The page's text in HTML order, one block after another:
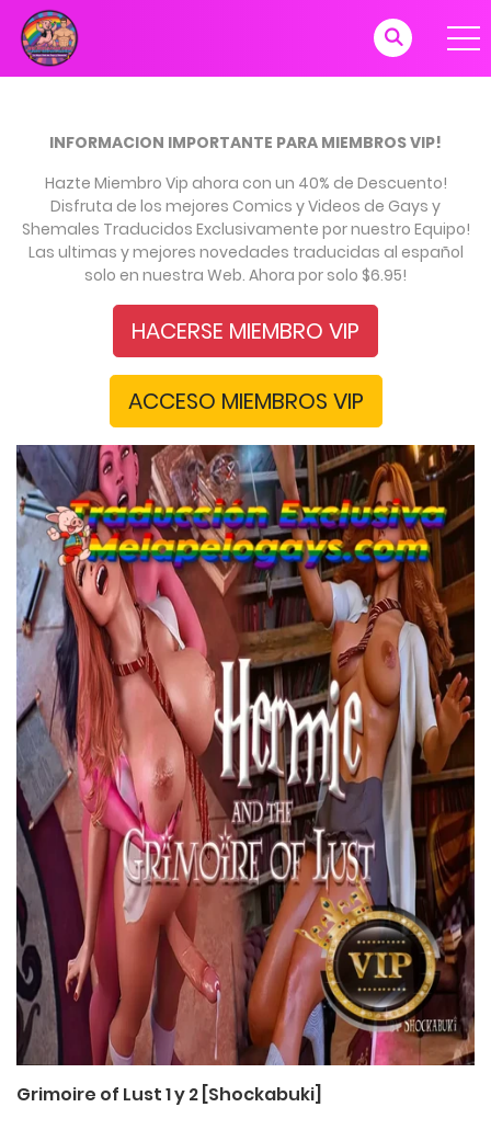
INFORMACION IMPORTANTE PARA MIEMBROS VIP!
Hazte Miembro Vip ahora con un 40% de Descuento!
Disfruta de los mejores Comics y Videos de Gays y
Shemales Traducidos Exclusivamente por nuestro Equipo!
Las ultimas y mejores novedades traducidas al español
solo en nuestra Web. Ahora por solo $6.95!
HACERSE MIEMBRO VIP
ACCESO MIEMBROS VIP
Grimoire of Lust 1 y 2 [Shockabuki]